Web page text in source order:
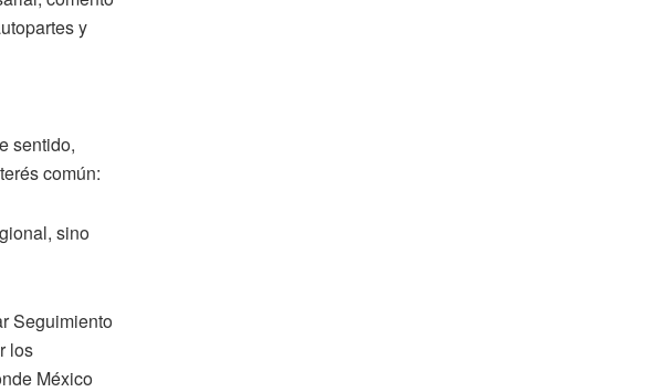
y
sentido,
común:
sino
Seguimiento
los
México